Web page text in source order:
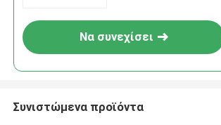
Να συνεχίσει
Συνιστώμενα προϊόντα